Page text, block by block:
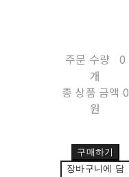
주문 수량
0
개
총 상품 금액 0
원
구매하기
장바구니에 담